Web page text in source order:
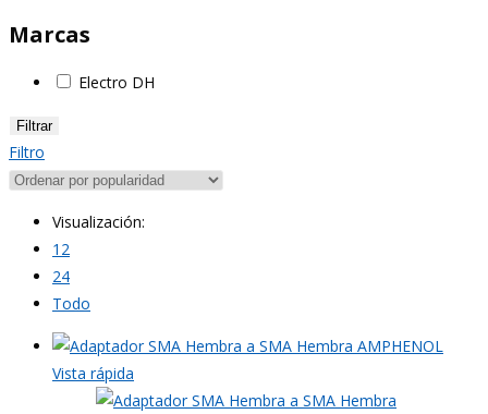
Marcas
Electro DH
Filtrar
Filtro
Visualización:
12
24
Todo
Vista rápida